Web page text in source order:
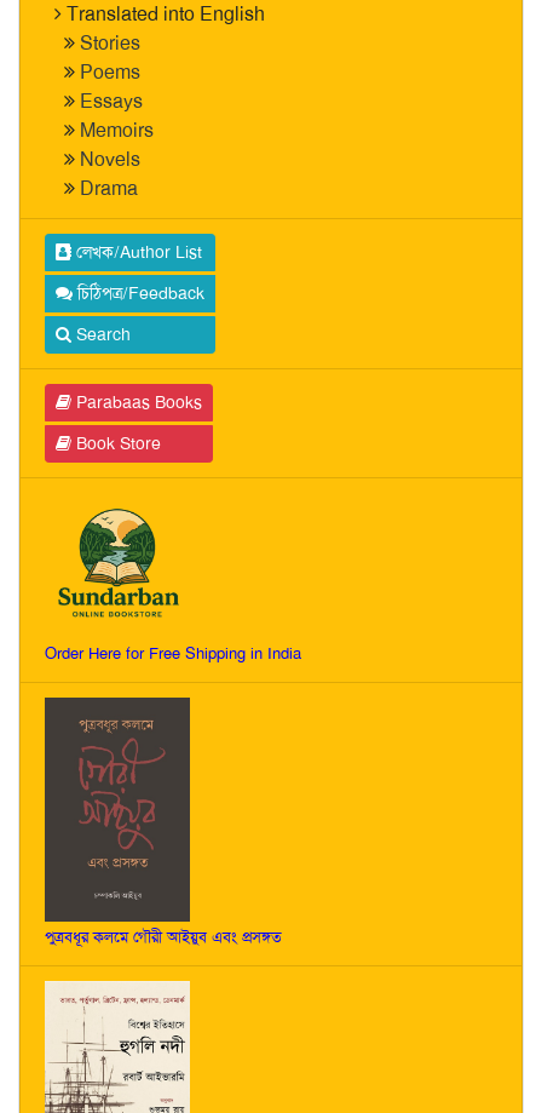
Translated into English
Stories
Poems
Essays
Memoirs
Novels
Drama
লেখক/Author List
চিঠিপত্র/Feedback
Search
Parabaas Books
Book Store
Order Here for Free Shipping in India
পুত্রবধূর কলমে গৌরী আইয়ুব এবং প্রসঙ্গত